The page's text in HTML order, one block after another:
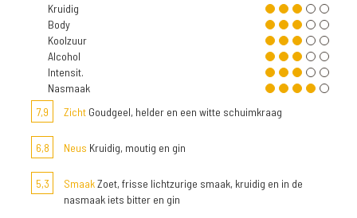
Kruidig
Body
Koolzuur
Alcohol
Intensit.
Nasmaak
7,9
Zicht Goudgeel, helder en een witte schuimkraag
6,8 Neus Kruidig, moutig en gin
5,3 SmaakZoet, frisse lichtzurige smaak, kruidig en in de
nasmaak iets bitter en gin